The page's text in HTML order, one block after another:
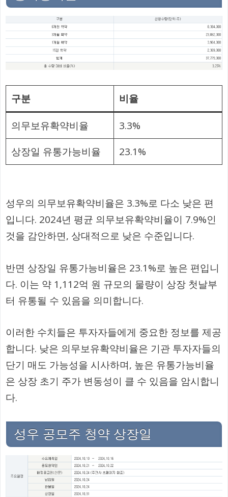
구분 비율
의무보유확약비율
3.3%
상장일 유통가능비율
23.1%
성우의 의무보유확약비율은 3.3%로 다소 낮은 편
입니다. 2024년 평균 의무보유확약비율이 7.9%인
것을 감안하면, 상대적으로 낮은 수준입니다.
반면 상장일 유통가능비율은 23.1%로 높은 편입니
다. 이는 약 1,112억 원 규모의 물량이 상장 첫날부
터 유통될 수 있음을 의미합니다.
이러한 수치들은 투자자들에게 중요한 정보를 제공
합니다. 낮은 의무보유확약비율은 기관 투자자들의
단기 매도 가능성을 시사하며, 높은 유통가능비율
은 상장 초기 주가 변동성이 클 수 있음을 암시합니
다.
성우 공모주 청약 상장일